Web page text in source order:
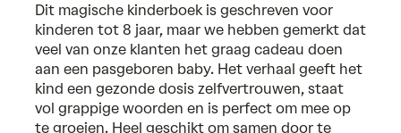
Dit magische kinderboekis geschreven voor
kinderen tot 8 jaar, maar we hebben gemerkt dat
veel van onze klanten het graag cadeau doen
aan een pasgeboren baby. Het verhaal geeft het
kind een gezonde dosis zelfvertrouwen, staat
vol grappige woorden en is perfect om mee op
te groeien. Heel geschikt om samen door te